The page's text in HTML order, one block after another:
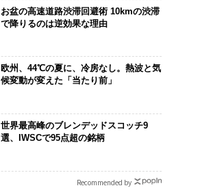
お盆の高速道路渋滞回避術 10kmの渋滞
で降りるのは逆効果な理由
欧州、44℃の夏に、冷房なし。熱波と気
候変動が変えた「当たり前」
世界最高峰のブレンデッドスコッチ9
選、IWSCで95点超の銘柄
Recommended by